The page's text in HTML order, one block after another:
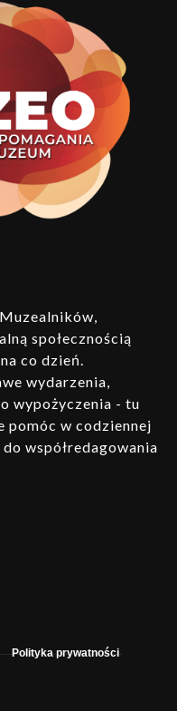
społecznością
co dzień.
wydarzenia,
wypożyczenia - tu
pomóc w codziennej
współredagowania
Polityka prywatności